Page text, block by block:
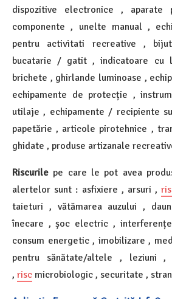
dispozitive electronice ,
componente , unelte manual ,
pentru activitati recreative ,
bucatarie / gatit , indicatoare cu
brichete , ghirlande luminoase ,
echipamente de protecție ,
utilaje , echipamente / recipiente
papetărie , articole pirotehnice ,
ghidate , produse artizanale
Riscurile pe care le pot avea
alertelor sunt : asfixiere , arsuri ,
taieturi , vătămarea auzului ,
înecare , șoc electric ,
consum energetic , imobilizare ,
pentru sănătate/altele , leziuni ,
, risc microbiologic , securitate ,